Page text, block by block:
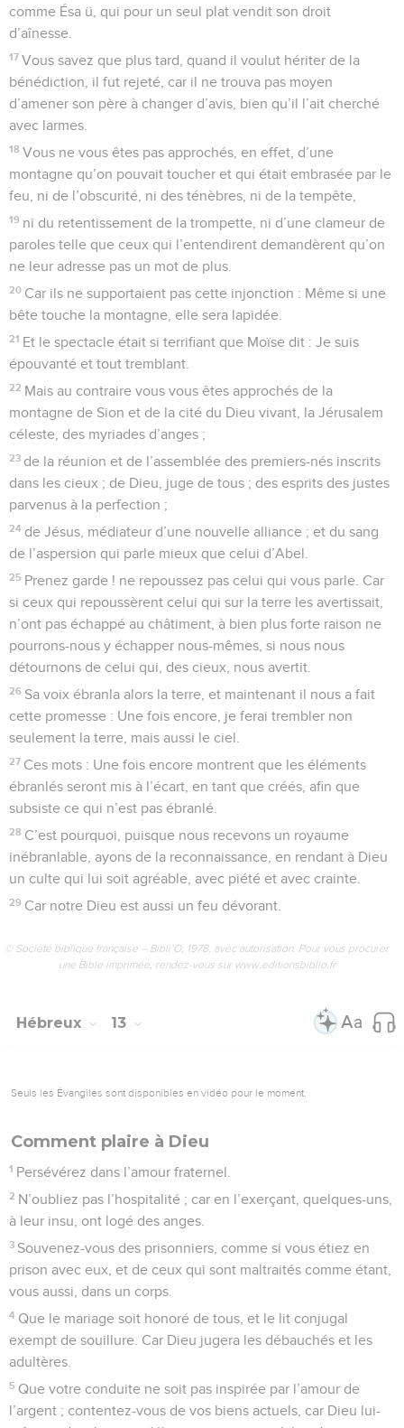
comme Ésa ü, qui pour un seul plat vendit son droit
d’aînesse.
17 Vous savez que plus tard, quand il voulut hériter de la
bénédiction, il fut rejeté, car il ne trouva pas moyen
d’amener son père à changer d’avis, bien qu’il l’ait cherché
avec larmes.
18 Vous ne vous êtes pas approchés, en effet, d’une
montagne qu’on pouvait toucher et qui était embrasée par le
feu, ni de l’obscurité, ni des ténèbres, ni de la tempête,
19 ni du retentissement de la trompette, ni d’une clameur de
paroles telle que ceux qui l’entendirent demandèrent qu’on
ne leur adresse pas un mot de plus.
20 Car ils ne supportaient pas cette injonction : Même si une
bête touche la montagne, elle sera lapidée.
21 Et le spectacle était si terrifiant que Moïse dit : Je suis
épouvanté et tout tremblant.
22 Mais au contraire vous vous êtes approchés de la
montagne de Sion et de la cité du Dieu vivant, la Jérusalem
céleste, des myriades d’anges ;
23 de la réunion et de l’assemblée des premiers-nés inscrits
dans les cieux ; de Dieu, juge de tous ; des esprits des justes
parvenus à la perfection ;
24 de Jésus, médiateur d’une nouvelle alliance ; et du sang
de l’aspersion qui parle mieux que celui d’Abel.
25 Prenez garde ! ne repoussez pas celui qui vous parle. Car
si ceux qui repoussèrent celui qui sur la terre les avertissait,
n’ont pas échappé au châtiment, à bien plus forte raison ne
pourrons-nous y échapper nous-mêmes, si nous nous
détournons de celui qui, des cieux, nous avertit.
26 Sa voix ébranla alors la terre, et maintenant il nous a fait
cette promesse : Une fois encore, je ferai trembler non
seulement la terre, mais aussi le ciel.
27 Ces mots : Une fois encore montrent que les éléments
ébranlés seront mis à l’écart, en tant que créés, afin que
subsiste ce qui n’est pas ébranlé.
28 C’est pourquoi, puisque nous recevons un royaume
inébranlable, ayons de la reconnaissance, en rendant à Dieu
un culte qui lui soit agréable, avec piété et avec crainte.
29 Car notre Dieu est aussi un feu dévorant.
© Société biblique française – Bibli’O, 1978, avec autorisation. Pour vous procurer
une Bible imprimée, rendez-vous sur www.editionsbiblio.fr
Hébreux 13
Seuls les Évangiles sont disponibles en vidéo pour le moment.
Comment plaire à Dieu
1 Persévérez dans l’amour fraternel.
2 N’oubliez pas l’hospitalité ; car en l’exerçant, quelques-uns,
à leur insu, ont logé des anges.
3 Souvenez-vous des prisonniers, comme si vous étiez en
prison avec eux, et de ceux qui sont maltraités comme étant,
vous aussi, dans un corps.
4 Que le mariage soit honoré de tous, et le lit conjugal
exempt de souillure. Car Dieu jugera les débauchés et les
adultères.
5 Que votre conduite ne soit pas inspirée par l’amour de
l’argent ; contentez-vous de vos biens actuels, car Dieu lui-